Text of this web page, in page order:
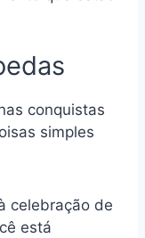
conquistas
simples
celebração de
está